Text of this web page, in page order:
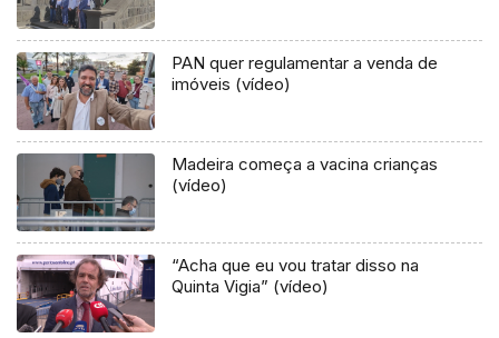
PAN quer regulamentar a venda de
imóveis (vídeo)
Madeira começa a vacina crianças
(vídeo)
“Acha que eu vou tratar disso na
Quinta Vigia” (vídeo)